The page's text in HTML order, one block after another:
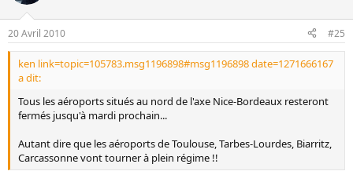
20 Avril 2010 #25
ken link=topic=105783.msg1196898#msg1196898 date=1271666167
a dit:
Tous les aéroports situés au nord de l'axe Nice-Bordeaux resteront
fermés jusqu'à mardi prochain...
Autant dire que les aéroports de Toulouse, Tarbes-Lourdes, Biarritz,
Carcassonne vont tourner à plein régime !!